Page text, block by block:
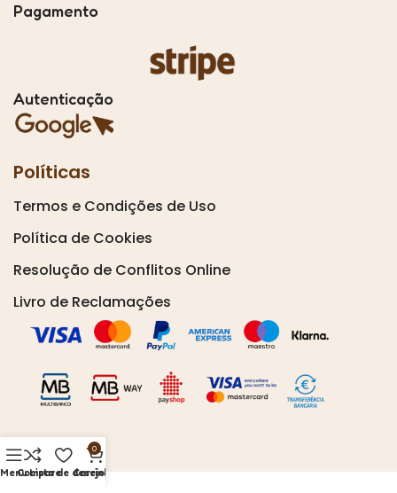
Pagamento
Autenticação
Políticas
Termos e Condições de Uso
Política de Cookies
Resolução de Conflitos Online
Livro de Reclamações
MenuCompare
Lista de desejos
0
Carrinho